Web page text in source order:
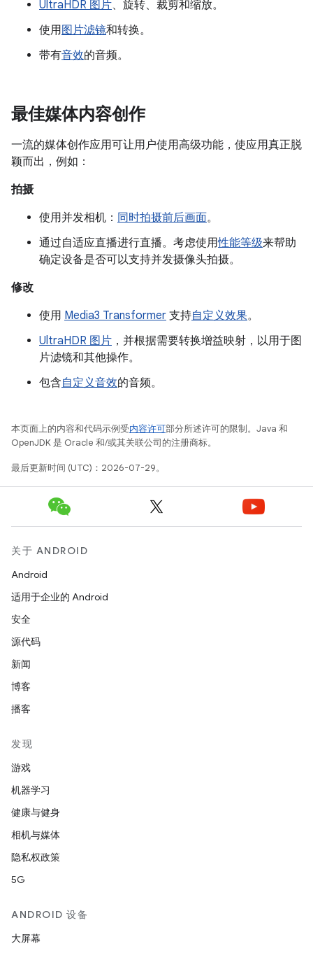
UltraHDR 图片、旋转、裁剪和缩放。
使用图片滤镜和转换。
带有音效的音频。
最佳媒体内容创作
一流的媒体创作应用可让用户使用高级功能，使应用真正脱
颖而出，例如：
拍摄
使用并发相机： 同时拍摄前后画面。
通过自适应直播进行直播。考虑使用性能等级来帮助
确定设备是否可以支持并发摄像头拍摄。
修改
使用 Media3 Transformer 支持自定义效果。
UltraHDR 图片 ，并根据需要转换增益映射，以用于图
片滤镜和其他操作。
包含自定义音效的音频。
本页面上的内容和代码示例受内容许可部分所述许可的限制。Java 和
OpenJDK 是 Oracle 和/或其关联公司的注册商标。
最后更新时间 (UTC)：2026-07-29。
关于 ANDROID
Android
适用于企业的 Android
安全
源代码
新闻
博客
播客
发现
游戏
机器学习
健康与健身
相机与媒体
隐私权政策
5G
ANDROID 设备
大屏幕